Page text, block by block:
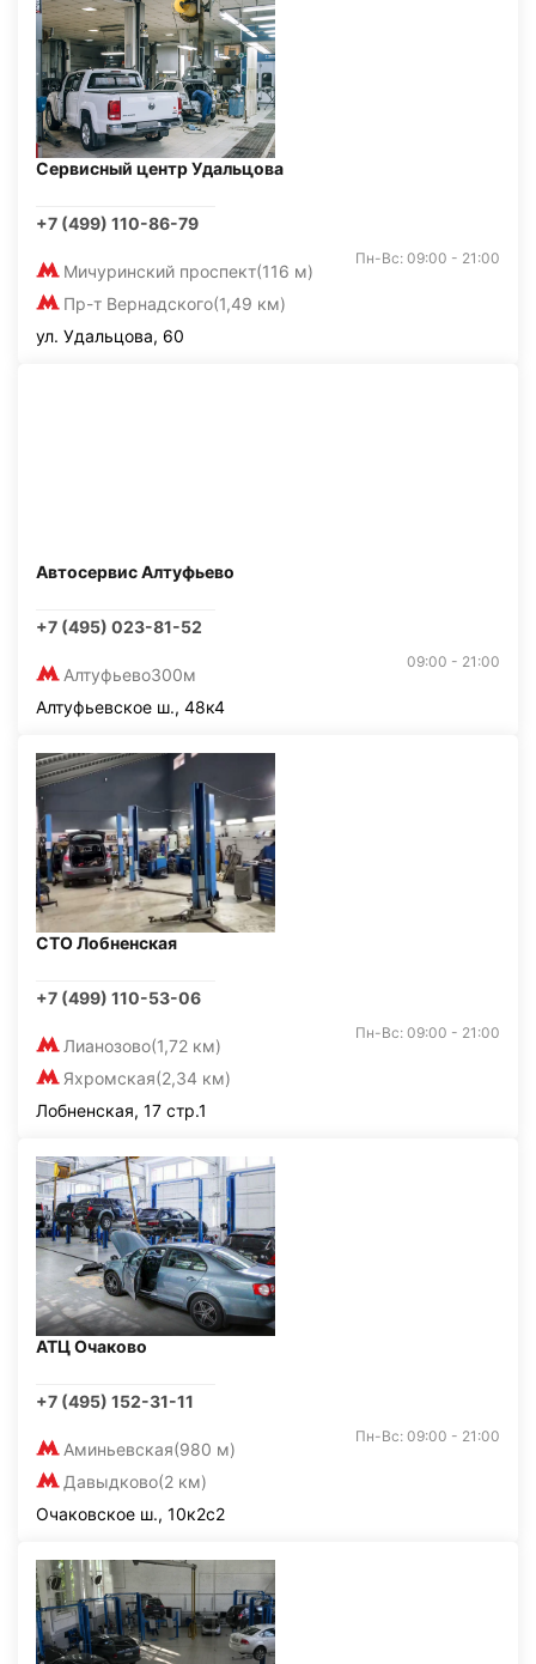
Сервисный центр Удальцова
+7 (499) 110-86-79
Мичуринский проспект(116 м)
Пр-т Вернадского(1,49 км)
Пн-Вс: 09:00 - 21:00
ул. Удальцова, 60
Автосервис Алтуфьево
+7 (495) 023-81-52
Алтуфьево300м
09:00 - 21:00
Алтуфьевское ш., 48к4
СТО Лобненская
+7 (499) 110-53-06
Лианозово(1,72 км)
Яхромская(2,34 км)
Пн-Вс: 09:00 - 21:00
Лобненская, 17 стр.1
АТЦ Очаково
+7 (495) 152-31-11
Аминьевская(980 м)
Давыдково(2 км)
Пн-Вс: 09:00 - 21:00
Очаковское ш., 10к2с2